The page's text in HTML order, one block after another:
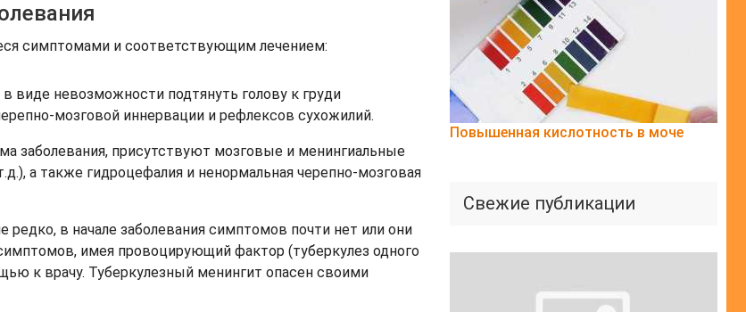
симптомами и соответствующим лечением:
невозможности подтянуть голову к груди
мозговой иннервации и рефлексов сухожилий.
заболевания, присутствуют мозговые и менингиальные
а также гидроцефалия и ненормальная черепно-мозговая
редко, в начале заболевания симптомов почти нет или они
имея провоцирующий фактор (туберкулез одного
к врачу. Туберкулезный менингит опасен своими
Повышенная кислотность в моче
Свежие публикации